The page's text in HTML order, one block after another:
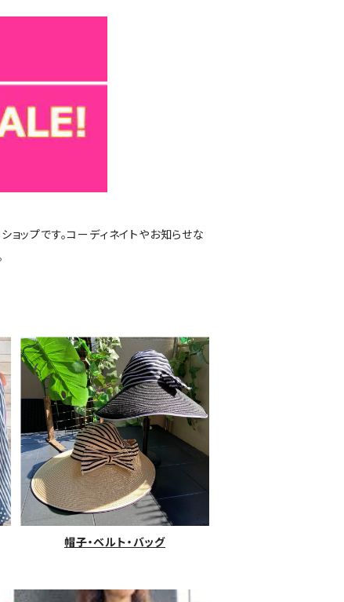
ョップです。コーディネイトやお知らせな
帽子・ベルト・バッグ